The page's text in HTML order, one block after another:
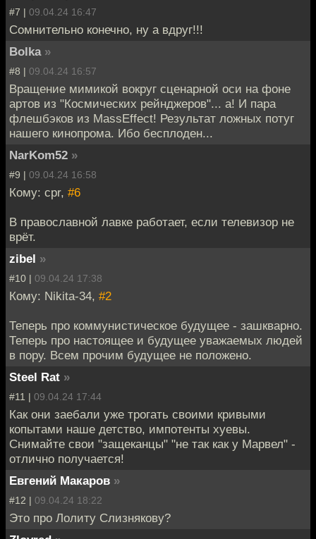
#7 | 09.04.24 16:47
Сомнительно конечно, ну а вдруг!!!
Bolka »
#8 | 09.04.24 16:57
Вращение мимикой вокруг сценарной оси на фоне
артов из "Космических рейнджеров"... а! И пара
флешбэков из MassEffect! Результат ложных потуг
нашего кинопрома. Ибо бесплоден...
NarKom52 »
#9 | 09.04.24 16:58
Кому: cpr, #6
В православной лавке работает, если телевизор не
врёт.
zibel »
#10 | 09.04.24 17:38
Кому: Nikita-34, #2
Теперь про коммунистическое будущее - зашкварно.
Теперь про настоящее и будущее уважаемых людей
в пору. Всем прочим будущее не положено.
Steel Rat »
#11 | 09.04.24 17:44
Как они заебали уже трогать своими кривыми
копытами наше детство, импотенты хуевы.
Снимайте свои "защеканцы" "не так как у Марвел" -
отлично получается!
Евгений Макаров »
#12 | 09.04.24 18:22
Это про Лолиту Слизнякову?